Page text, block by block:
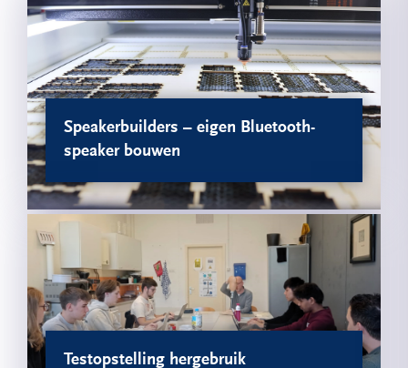
Speakerbuilders – eigen Bluetooth-
speaker bouwen
Testopstelling hergebruik